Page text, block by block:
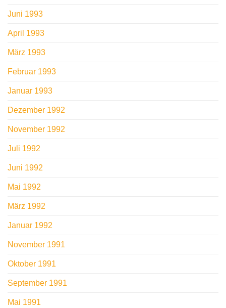
Juni 1993
April 1993
März 1993
Februar 1993
Januar 1993
Dezember 1992
November 1992
Juli 1992
Juni 1992
Mai 1992
März 1992
Januar 1992
November 1991
Oktober 1991
September 1991
Mai 1991